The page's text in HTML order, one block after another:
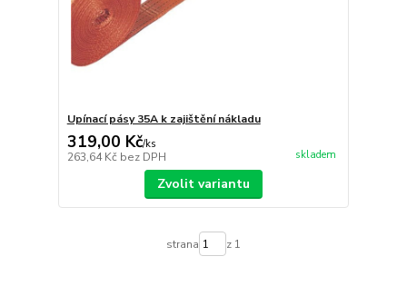
Upínací pásy 35A k zajištění nákladu
319,00 Kč/ks
263,64 Kč bez DPH skladem
Zvolit variantu
strana z 1